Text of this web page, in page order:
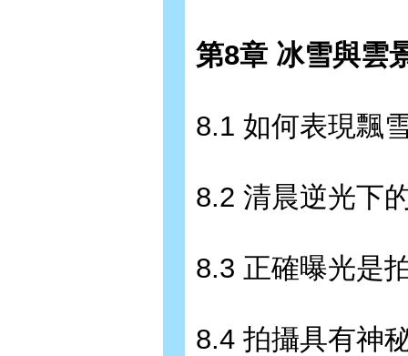
第8章 冰雪與雲
8.1 如何表現飄
8.2 清晨逆光下
8.3 正確曝光是
8.4 拍攝具有神